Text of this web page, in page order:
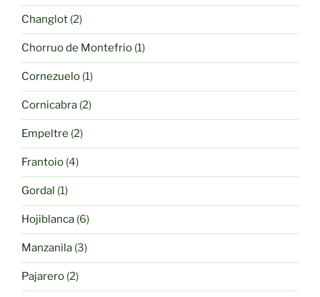
producto
Changlot 22
productos
Chorruo de Montefrio 11
producto
Cornezuelo 11
producto
Cornicabra 22
productos
Empeltre 22
productos
Frantoio 44
productos
Gordal
11
producto
Hojiblanca 66
productos
Manzanila 33
productos
Pajarero 22
productos